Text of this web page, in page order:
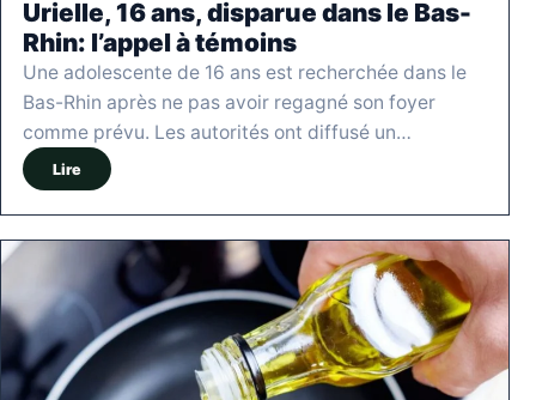
Urielle, 16 ans, disparue dans le Bas-
Rhin: l’appel à témoins
Une adolescente de 16 ans est recherchée dans le
Bas-Rhin après ne pas avoir regagné son foyer
comme prévu. Les autorités ont diffusé un…
Lire